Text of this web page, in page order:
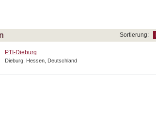
Sortierung:
PTI-Dieburg
Dieburg, Hessen, Deutschland